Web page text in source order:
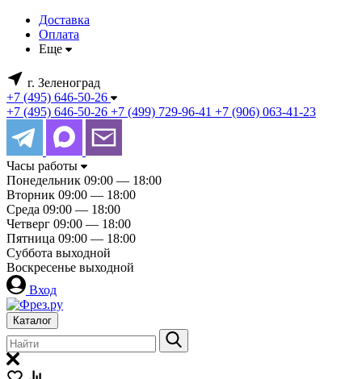
Доставка
Оплата
Еще
г. Зеленоград
+7 (495) 646-50-26
+7 (495) 646-50-26 +7 (499) 729-96-41 +7 (906) 063-41-23
Часы работы
Понедельник 09:00 — 18:00
Вторник 09:00 — 18:00
Среда 09:00 — 18:00
Четверг 09:00 — 18:00
Пятница 09:00 — 18:00
Суббота выходной
Воскресенье выходной
Вход
Каталог